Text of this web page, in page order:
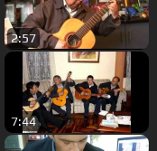
2:57
7:44